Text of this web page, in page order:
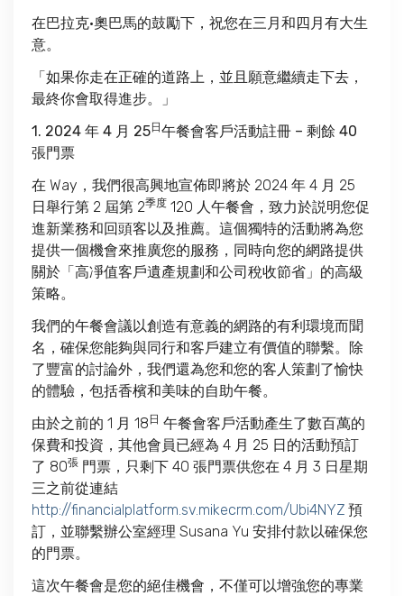
在巴拉克·奧巴馬的鼓勵下，祝您在三月和四月有大生
意。
「如果你走在正確的道路上，並且願意繼續走下去，
最終你會取得進步。」
1. 2024 年 4 月 25日午餐會客戶活動註冊 – 剩餘 40
張門票
在 Way，我們很高興地宣佈即將於 2024 年 4 月 25
日舉行第 2 屆第 2季度 120 人午餐會，致力於説明您促
進新業務和回頭客以及推薦。這個獨特的活動將為您
提供一個機會來推廣您的服務，同時向您的網路提供
關於「高凈值客戶遺產規劃和公司稅收節省」的高級
策略。
我們的午餐會議以創造有意義的網路的有利環境而聞
名，確保您能夠與同行和客戶建立有價值的聯繫。除
了豐富的討論外，我們還為您和您的客人策劃了愉快
的體驗，包括香檳和美味的自助午餐。
由於之前的 1 月 18 日 午餐會客戶活動產生了數百萬的
保費和投資，其他會員已經為 4 月 25 日的活動預訂
了 80張 門票，只剩下 40 張門票供您在 4 月 3 日星期
三之前從連結
http://financialplatform.sv.mikecrm.com/Ubi4NYZ 預
訂，並聯繫辦公室經理 Susana Yu 安排付款以確保您
的門票。
這次午餐會是您的絕佳機會，不僅可以增強您的專業